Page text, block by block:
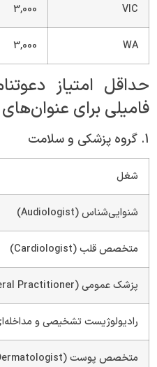
VIC
3,000
WA
3,000
فامیلی برای
1. گروه پزشکی و سلامت
شغل
شنوایی‌شناس (Audiologist)
متخصص قلب (Cardiologist)
پزشک عمومی (General Practitioner)
رادیولوژیست تشخیصی و
متخصص پوست (Dermatologist)